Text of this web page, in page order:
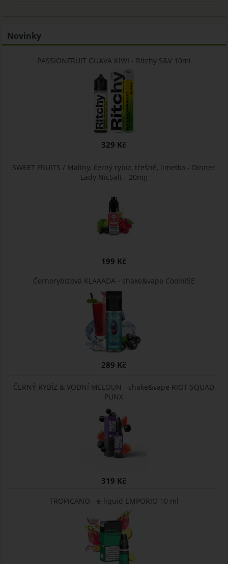
Novinky
PASSIONFRUIT GUAVA KIWI - Ritchy S&V 10ml
329 Kč
SWEET FRUITS / Maliny, černý rybíz, třešně, limetka - Dinner
Lady NicSalt - 20mg
199 Kč
Černorybízová KLAAADA - shake&vape CoolniSE
289 Kč
ČERNÝ RYBÍZ & VODNÍ MELOUN - shake&vape RIOT SQUAD
PUNX
319 Kč
TROPICANO - e-liquid EMPORIO 10 ml